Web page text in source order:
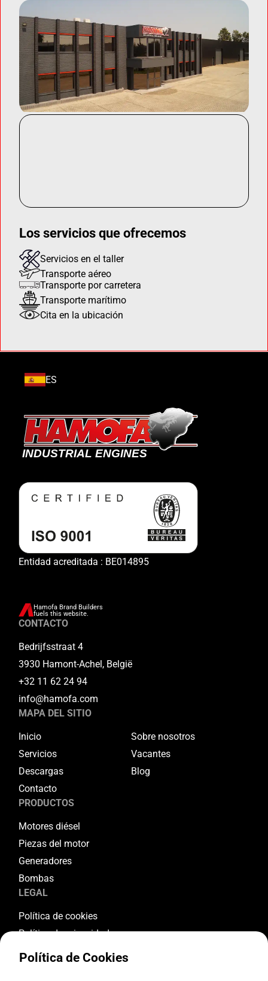
Los servicios que ofrecemos
Servicios en el taller
Transporte aéreo
Transporte por carretera
Transporte marítimo
Cita en la ubicación
ES
Entidad acreditada : BE014895
Hamofa Brand Builders
fuels this website.
CONTACTO
Bedrijfsstraat 4
3930 Hamont-Achel, België
+32 11 62 24 94
info@hamofa.com
MAPA DEL SITIO
Inicio
Sobre nosotros
Servicios
Vacantes
Descargas
Blog
Contacto
PRODUCTOS
Motores diésel
Piezas del motor
Generadores
Bombas
LEGAL
Política de cookies
Política de privacidad
Términos y condiciones
Política de Cookies